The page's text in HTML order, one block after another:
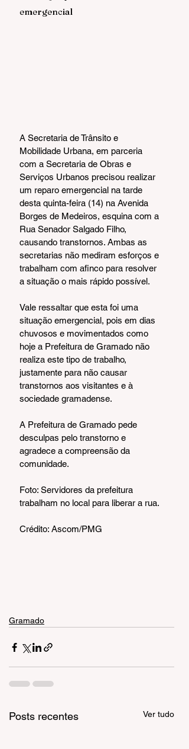
emergencial
A Secretaria de Trânsito e
Mobilidade Urbana, em parceria
com a Secretaria de Obras e
Serviços Urbanos precisou realizar
um reparo emergencial na tarde
desta quinta-feira (14) na Avenida
Borges de Medeiros, esquina com a
Rua Senador Salgado Filho,
causando transtornos. Ambas as
secretarias não mediram esforços e
trabalham com afinco para resolver
a situação o mais rápido possível.
Vale ressaltar que esta foi uma
situação emergencial, pois em dias
chuvosos e movimentados como
hoje a Prefeitura de Gramado não
realiza este tipo de trabalho,
justamente para não causar
transtornos aos visitantes e à
sociedade gramadense.
A Prefeitura de Gramado pede
desculpas pelo transtorno e
agradece a compreensão da
comunidade.
Foto: Servidores da prefeitura
trabalham no local para liberar a rua.
Crédito: Ascom/PMG
Gramado
Posts recentes Ver tudo